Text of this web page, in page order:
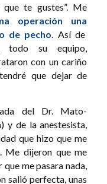
te gustes”. Me
operación una
de pecho. Así de
todo su equipo,
con un cariño
que dejar de
del Dr. Mato-
y de la anestesista,
que hizo que me
Me dijeron que me
me pasara nada,
salió perfecta, unas